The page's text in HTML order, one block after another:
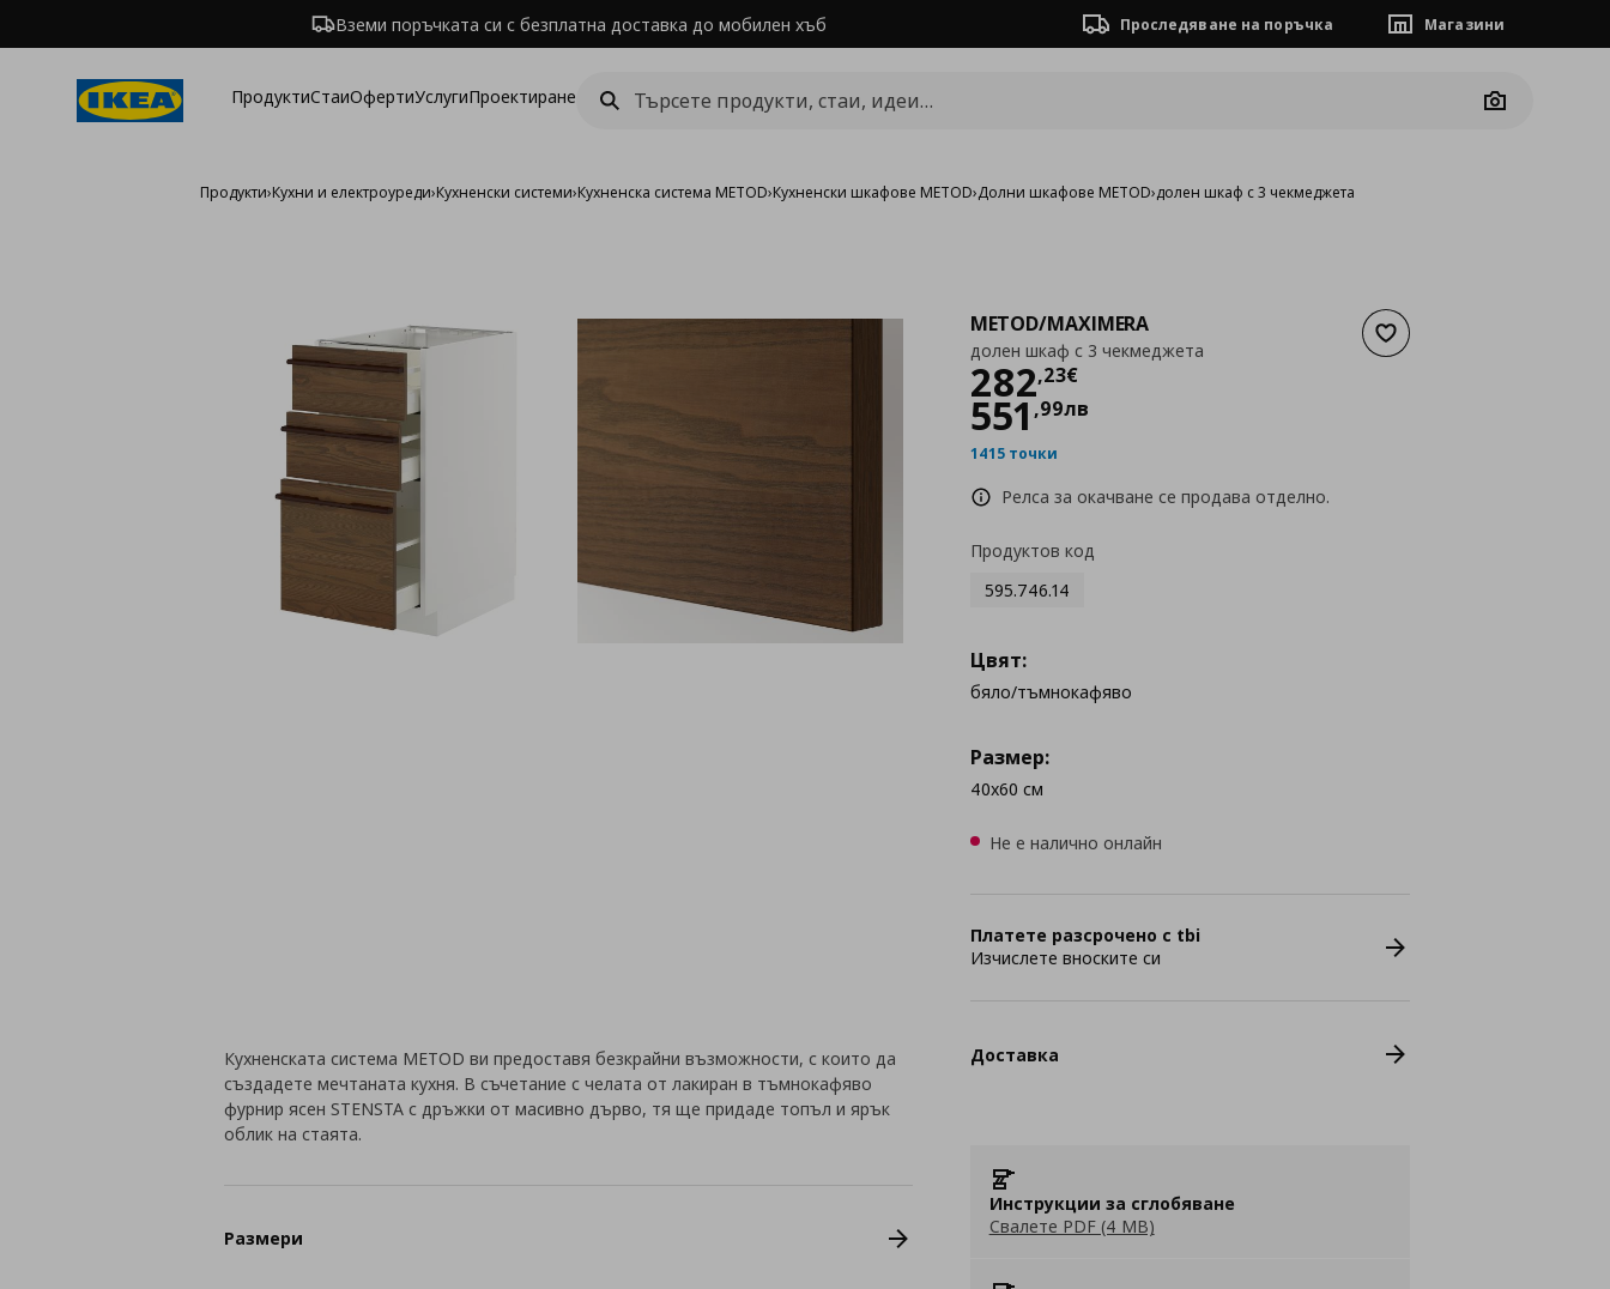
Вземи поръчката си с безплатна доставка до мобилен хъб Проследяване на поръчка Магазини
ПродуктиСтаиОфертиУслугиПроектиране
Camera
Продукти›Кухни и електроуреди›Кухненски системи›Кухненска система METOD›Кухненски шкафове METOD›Долни шкафове METOD›долен шкаф с 3 чекмеджета
Добави към списъка с
METOD/MAXIMERA
долен шкаф с 3 чекмеджета
282,23€
Цена282,23 €
551 ,99лв
1415 точки
Релса за окачване се продава отделно.
Продуктов код
595.746.14
Цвят:
бяло/тъмнокафяво
Размер:
40x60 см
Не е налично онлайн
Платете разсрочено с tbi
Изчислете вноските си
Доставка
Инструкции за сглобяване
Свалете PDF (4 MB)
Кухненската система METOD ви предоставя безкрайни възможности, с които да
създадете мечтаната кухня. В съчетание с челата от лакиран в тъмнокафяво
фурнир ясен STENSTA с дръжки от масивно дърво, тя ще придаде топъл и ярък
облик на стаята.
Размери